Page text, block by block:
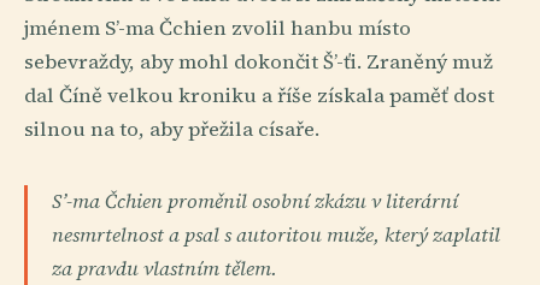
jménem S’-ma Čchien zvolil hanbu místo
sebevraždy, aby mohl dokončit Š’-ťi. Zraněný muž
dal Číně velkou kroniku a říše získala paměť dost
silnou na to, aby přežila císaře.
S’-ma Čchien proměnil osobní zkázu v literární
nesmrtelnost a psal s autoritou muže, který zaplatil
za pravdu vlastním tělem.